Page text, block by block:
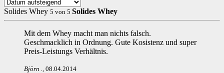
Solides Whey 5 von 5 Solides Whey
Mit dem Whey macht man nichts falsch.
Geschmacklich in Ordnung. Gute Kosistenz und super
Preis-Leistungs Verhältnis.
Björn 08.04.2014